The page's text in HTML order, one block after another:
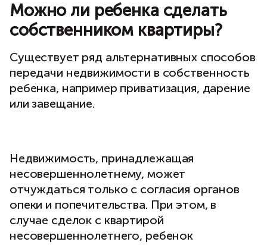
Можно ли ребенка сделать
собственником квартиры?
Существует ряд альтернативных способов
передачи недвижимости в собственность
ребенка, например приватизация, дарение
или завещание.
Недвижимость, принадлежащая
несовершеннолетнему, может
отчуждаться только с согласия органов
опеки и попечительства. При этом, в
случае сделок с квартирой
несовершеннолетнего, ребенок